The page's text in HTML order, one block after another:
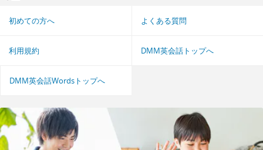
初めての方へ よくある質問
利用規約 DMM英会話トップへ
DMM英会話Wordsトップへ